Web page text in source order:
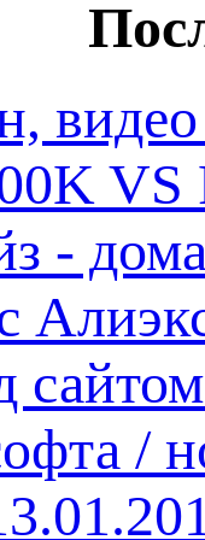
VS
-
/